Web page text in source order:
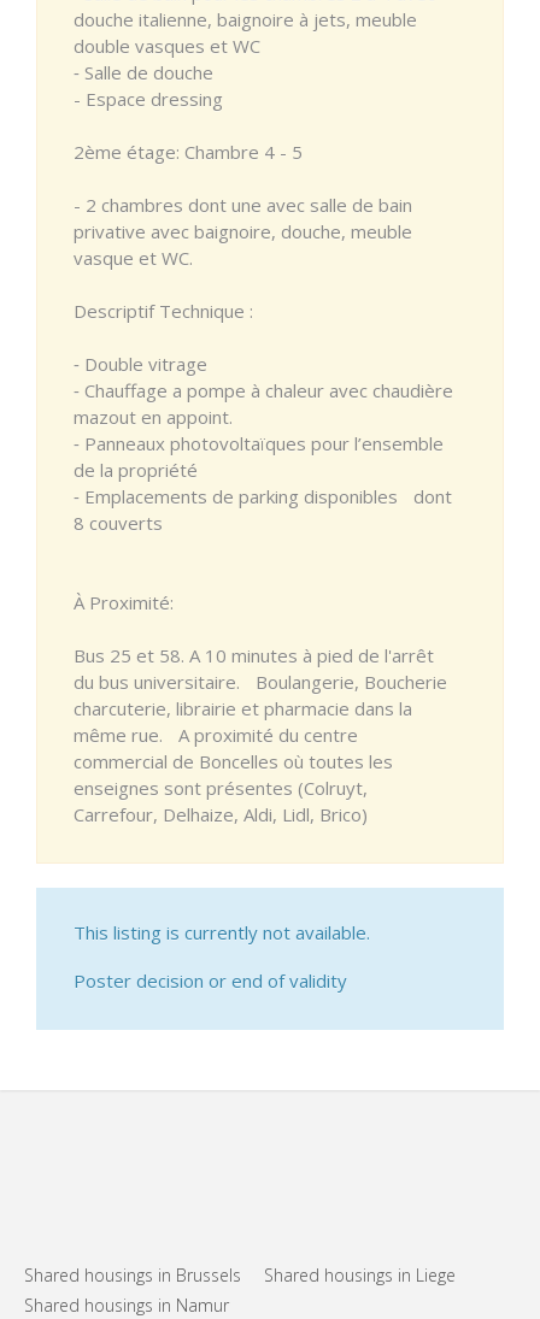
douche italienne, baignoire à jets, meuble
double vasques et WC
⁃ Salle de douche
- Espace dressing
2ème étage: Chambre 4 - 5
- 2 chambres dont une avec salle de bain
privative avec baignoire, douche, meuble
vasque et WC.
Descriptif Technique :
⁃ Double vitrage
⁃ Chauffage a pompe à chaleur avec chaudière
mazout en appoint.
⁃ Panneaux photovoltaïques pour l’ensemble
de la propriété
⁃ Emplacements de parking disponibles dont
8 couverts
À Proximité:
Bus 25 et 58. A 10 minutes à pied de l'arrêt
du bus universitaire. Boulangerie, Boucherie
charcuterie, librairie et pharmacie dans la
même rue. A proximité du centre
commercial de Boncelles où toutes les
enseignes sont présentes (Colruyt,
Carrefour, Delhaize, Aldi, Lidl, Brico)
This listing is currently not available.
Poster decision or end of validity
Shared housings in Brussels
Shared housings in Liege
Shared housings in Namur